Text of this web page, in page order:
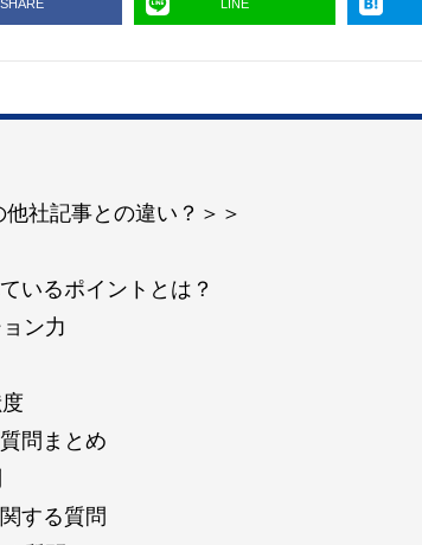
SHARE LINE
社記事との違い？＞＞
いるポイントとは？
ン力
問まとめ
する質問